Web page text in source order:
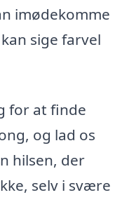
imødekomme
sige farvel
for at finde
og lad os
hilsen, der
selv i svære